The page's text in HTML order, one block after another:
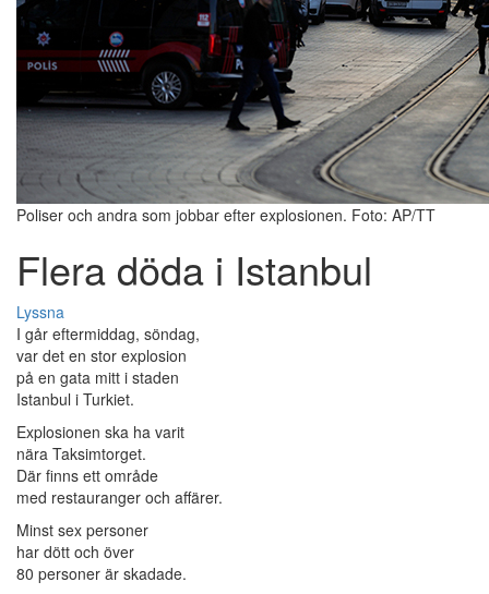
Poliser och andra som jobbar efter explosionen. Foto: AP/TT
Flera döda i Istanbul
Lyssna
I går eftermiddag, söndag,
var det en stor explosion
på en gata mitt i staden
Istanbul i Turkiet.
Explosionen ska ha varit
nära Taksimtorget.
Där finns ett område
med restauranger och affärer.
Minst sex personer
har dött och över
80 personer är skadade.